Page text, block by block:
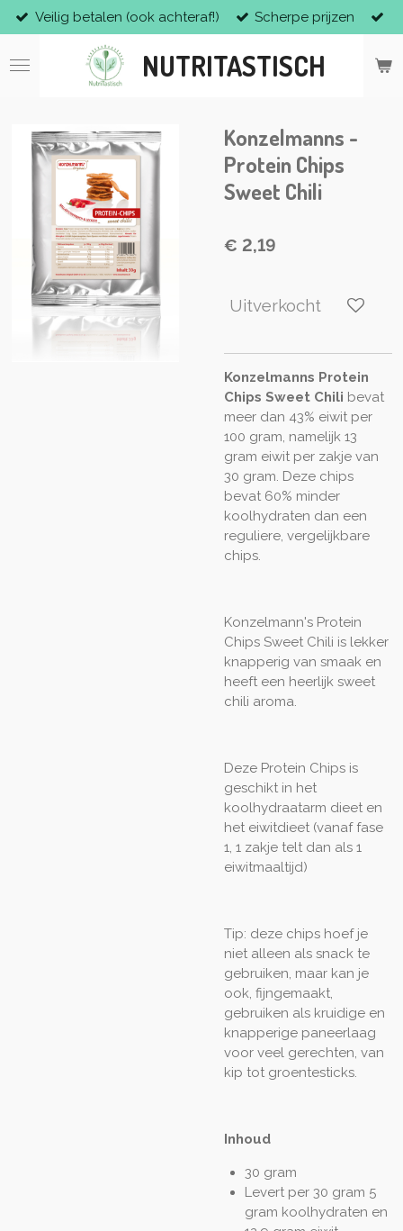
Ga
direct
naar
NUTRITASTISCH
Veilig betalen (ook achteraf!) Scherpe prijzen
Konzelmanns -
Protein Chips
Sweet Chili
€ 2,19
Uitverkocht
Konzelmanns Protein
Chips Sweet Chili bevat
meer dan 43% eiwit per
100 gram, namelijk 13
gram eiwit per zakje van
30 gram. Deze chips
bevat 60% minder
koolhydraten dan een
reguliere, vergelijkbare
chips.
Konzelmann's Protein
Chips Sweet Chili is lekker
knapperig van smaak en
heeft een heerlijk sweet
chili aroma.
Deze Protein Chips is
geschikt in het
koolhydraatarm dieet en
het eiwitdieet (vanaf fase
1, 1 zakje telt dan als 1
eiwitmaaltijd)
Tip: deze chips hoef je
niet alleen als snack te
gebruiken, maar kan je
ook, fijngemaakt,
gebruiken als kruidige en
knapperige paneerlaag
voor veel gerechten, van
kip tot groentesticks.
Inhoud
30 gram
Levert per 30 gram 5
gram koolhydraten en